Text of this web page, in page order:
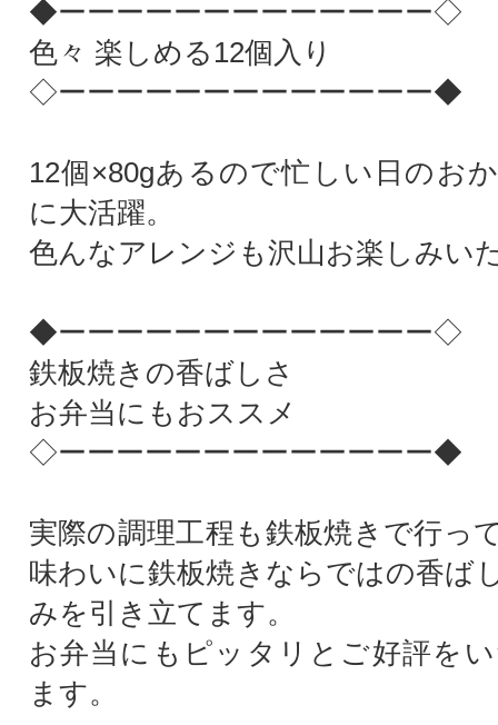
◆ーーーーーーーーーーーーー◇
色々 楽しめる12個入り
◇ーーーーーーーーーーーーー◆
12個×80gあるので忙しい日のお
に大活躍。
色んなアレンジも沢山お楽しみい
◆ーーーーーーーーーーーーー◇
鉄板焼きの香ばしさ
お弁当にもおススメ
◇ーーーーーーーーーーーーー◆
実際の調理工程も鉄板焼きで行っ
味わいに鉄板焼きならではの香ば
みを引き立てます。
お弁当にもピッタリとご好評を
ます。